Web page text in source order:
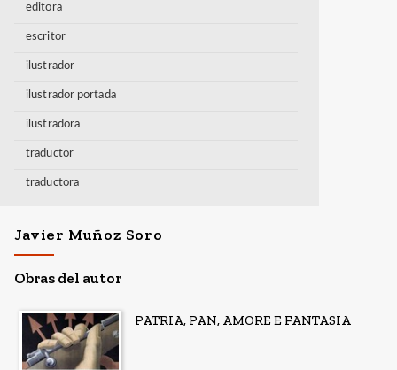
editora
escritor
ilustrador
ilustrador portada
ilustradora
traductor
traductora
Javier Muñoz Soro
Obras del autor
PATRIA, PAN, AMORE E FANTASIA